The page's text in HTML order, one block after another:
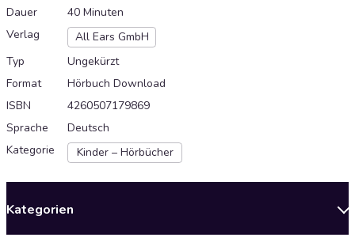
Dauer
40 Minuten
Verlag
All Ears GmbH
Typ
Ungekürzt
Format
Hörbuch Download
ISBN
4260507179869
Sprache
Deutsch
Kategorie
Kinder – Hörbücher
Kategorien